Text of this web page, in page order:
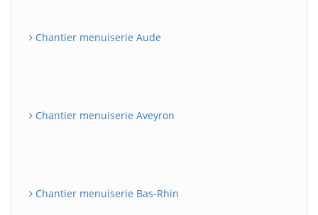
Chantier menuiserie Aude
Chantier menuiserie Aveyron
Chantier menuiserie Bas-Rhin